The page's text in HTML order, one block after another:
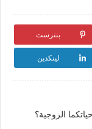
بنترست
لينكدين
الزوجية؟